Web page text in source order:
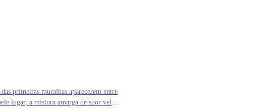
raiva que queimava como brasas. Sabia que a filha não ia conseguir sozinha,
primeiras muralhas aparecerem entre
lugar, a mistura amarga de suor velho